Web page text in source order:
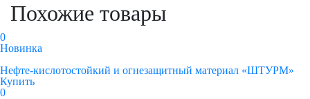
Похожие товары
0
Новинка
Нефте-кислотостойкий и огнезащитный материал «ШТУРМ»
Купить
0